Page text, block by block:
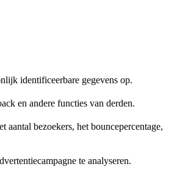
identificeerbare gegevens op.
en andere functies van derden.
bezoekers, het bouncepercentage,
te analyseren.